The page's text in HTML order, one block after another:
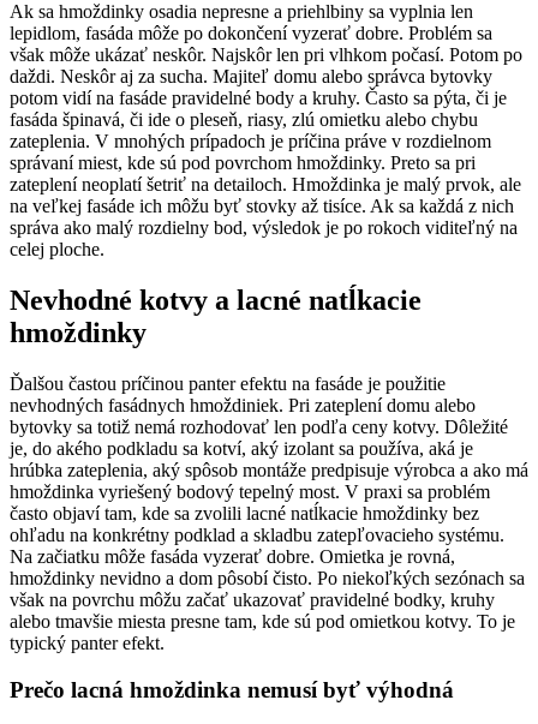
Ak sa hmoždinky osadia nepresne a priehlbiny sa vyplnia len
lepidlom, fasáda môže po dokončení vyzerať dobre. Problém sa
však môže ukázať neskôr. Najskôr len pri vlhkom počasí. Potom po
daždi. Neskôr aj za sucha. Majiteľ domu alebo správca bytovky
potom vidí na fasáde pravidelné body a kruhy. Často sa pýta, či je
fasáda špinavá, či ide o pleseň, riasy, zlú omietku alebo chybu
zateplenia. V mnohých prípadoch je príčina práve v rozdielnom
správaní miest, kde sú pod povrchom hmoždinky. Preto sa pri
zateplení neoplatí šetriť na detailoch. Hmoždinka je malý prvok, ale
na veľkej fasáde ich môžu byť stovky až tisíce. Ak sa každá z nich
správa ako malý rozdielny bod, výsledok je po rokoch viditeľný na
celej ploche.
Nevhodné kotvy a lacné natĺkacie
hmoždinky
Ďalšou častou príčinou panter efektu na fasáde je použitie
nevhodných fasádnych hmoždiniek. Pri zateplení domu alebo
bytovky sa totiž nemá rozhodovať len podľa ceny kotvy. Dôležité
je, do akého podkladu sa kotví, aký izolant sa používa, aká je
hrúbka zateplenia, aký spôsob montáže predpisuje výrobca a ako má
hmoždinka vyriešený bodový tepelný most. V praxi sa problém
často objaví tam, kde sa zvolili lacné natĺkacie hmoždinky bez
ohľadu na konkrétny podklad a skladbu zatepľovacieho systému.
Na začiatku môže fasáda vyzerať dobre. Omietka je rovná,
hmoždinky nevidno a dom pôsobí čisto. Po niekoľkých sezónach sa
však na povrchu môžu začať ukazovať pravidelné bodky, kruhy
alebo tmavšie miesta presne tam, kde sú pod omietkou kotvy. To je
typický panter efekt.
Prečo lacná hmoždinka nemusí byť výhodná